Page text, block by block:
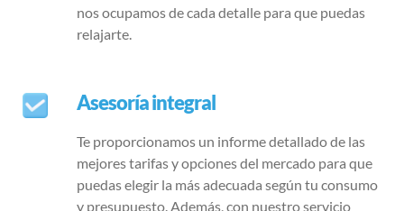
nos ocupamos de cada detalle para que puedas
relajarte.
Asesoría integral
Te proporcionamos un informe detallado de las
mejores tarifas y opciones del mercado para que
puedas elegir la más adecuada según tu consumo
y presupuesto. Además, con nuestro servicio